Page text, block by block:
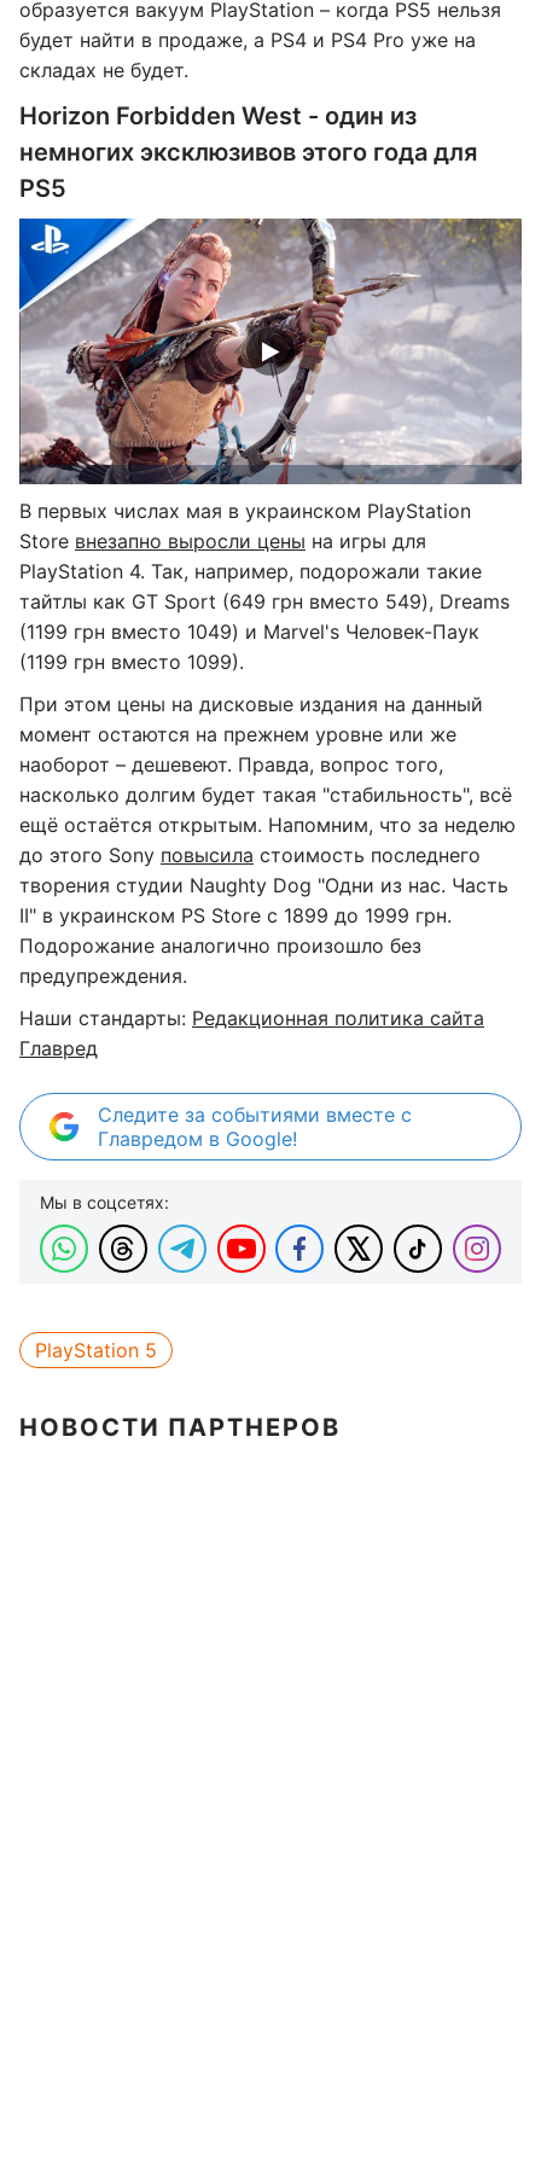
образуется вакуум PlayStation – когда PS5 нельзя
будет найти в продаже, а PS4 и PS4 Pro уже на
складах не будет.
Horizon Forbidden West - один из
немногих эксклюзивов этого года для
PS5
В первых числах мая в украинском PlayStation
Store внезапно выросли цены на игры для
PlayStation 4. Так, например, подорожали такие
тайтлы как GT Sport (649 грн вместо 549), Dreams
(1199 грн вместо 1049) и Marvel's Человек-Паук
(1199 грн вместо 1099).
При этом цены на дисковые издания на данный
момент остаются на прежнем уровне или же
наоборот – дешевеют. Правда, вопрос того,
насколько долгим будет такая "стабильность", всё
ещё остаётся открытым. Напомним, что за неделю
до этого Sony повысила стоимость последнего
творения студии Naughty Dog "Одни из нас. Часть
II" в украинском PS Store с 1899 до 1999 грн.
Подорожание аналогично произошло без
предупреждения.
Наши стандарты: Редакционная политика сайта
Главред
Следите за событиями вместе с
Главредом в Google!
Мы в соцсетях:
PlayStation 5
НОВОСТИ ПАРТНЕРОВ